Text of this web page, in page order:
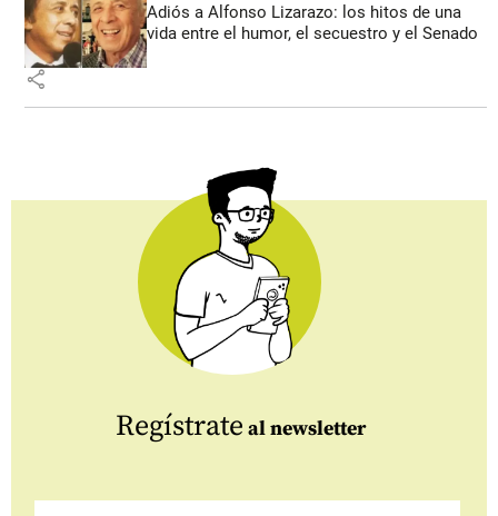
Adiós a Alfonso Lizarazo: los hitos de una
vida entre el humor, el secuestro y el Senado
share
Regístrate al newsletter